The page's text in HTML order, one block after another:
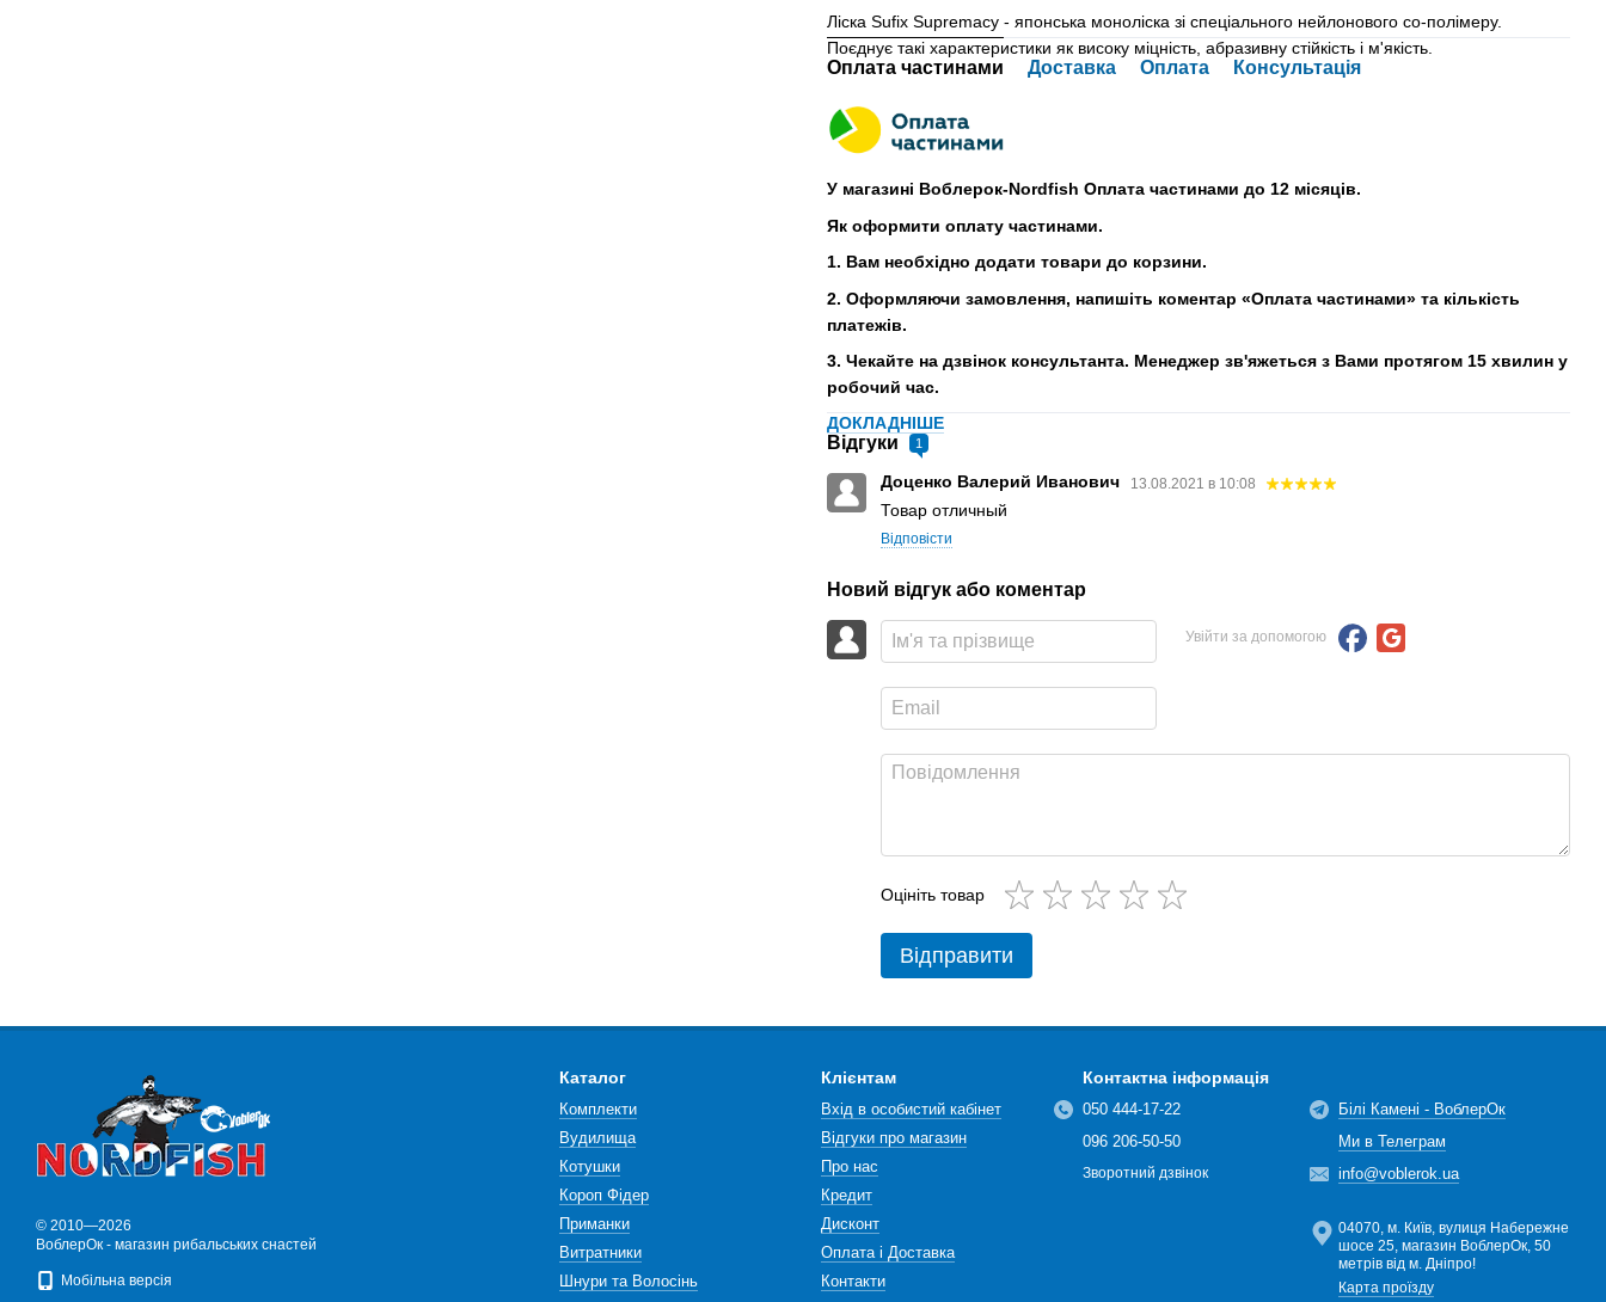
Ліска Sufix Supremacy - японська моноліска зі спеціального нейлонового со-полімеру.
Поєднує такі характеристики як високу міцність, абразивну стійкість і м'якість.
Оплата частинами Доставка Оплата Консультація
У магазині Воблерок-Nordfish Оплата частинами до 12 місяців.
Як оформити оплату частинами.
1. Вам необхідно додати товари до корзини.
2. Оформляючи замовлення, напишіть коментар «Оплата частинами» та кількість
платежів.
3. Чекайте на дзвінок консультанта. Менеджер зв'яжеться з Вами протягом 15 хвилин у
робочий час.
ДОКЛАДНІШЕ
Відгуки 1
Доценко Валерий Иванович 13.08.2021 в 10:08
Товар отличный
Відповісти
Новий відгук або коментар
Увійти за допомогою
Оцініть товар
Відправити
© 2010—2026
ВоблерОк - магазин рибальських снастей
Мобільна версія
Каталог
Комплекти
Вудилища
Котушки
Короп Фідер
Приманки
Витратники
Шнури та Волосінь
Клієнтам
Вхід в особистий кабінет
Відгуки про магазин
Про нас
Кредит
Дисконт
Оплата і Доставка
Контакти
Контактна інформація
050 444-17-22
096 206-50-50
Зворотний дзвінок
Білі Камені - ВоблерОк
Ми в Телеграм
info@voblerok.ua
04070, м. Київ, вулиця Набережне
шосе 25, магазин ВоблерОк, 50
метрів від м. Дніпро!
Карта проїзду